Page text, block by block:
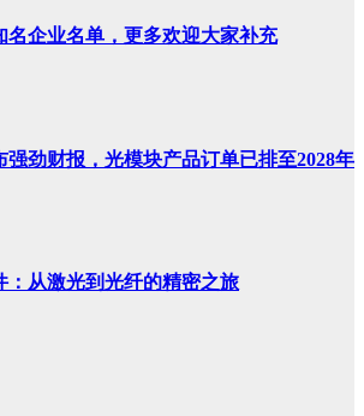
名企业名单，更多欢迎大家补充
强劲财报，光模块产品订单已排至2028年
：从激光到光纤的精密之旅